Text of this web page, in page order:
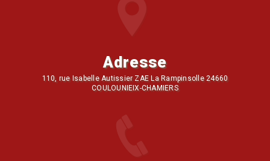
Adresse
110, rue Isabelle Autissier ZAE La Rampinsolle 24660
COULOUNIEIX-CHAMIERS